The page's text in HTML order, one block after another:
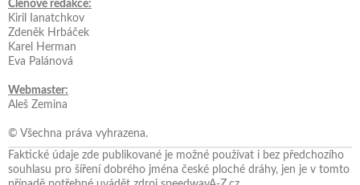
Členové redakce:
Kiril Ianatchkov
Zdeněk Hrbáček
Karel Herman
Eva Palánová
Webmaster:
Aleš Zemina
© Všechna práva vyhrazena.
Faktické údaje zde publikované je možné používat i bez předchozího
souhlasu pro šíření dobrého jména české ploché dráhy, jen je v tomto